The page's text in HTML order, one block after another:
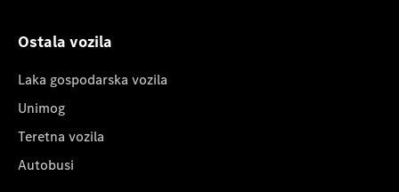
Ostala vozila
Laka gospodarska vozila
Unimog
Teretna vozila
Autobusi